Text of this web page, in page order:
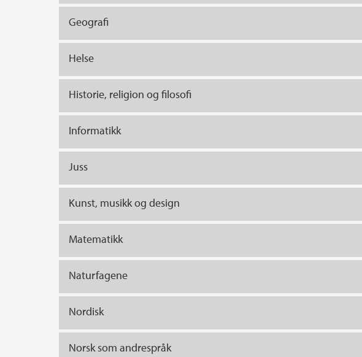
Geografi
Helse
Historie, religion og filosofi
Informatikk
Juss
Kunst, musikk og design
Matematikk
Naturfagene
Nordisk
Norsk som andrespråk